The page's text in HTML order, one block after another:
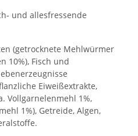
und allesfressende
(getrocknete Mehlwürmer
10%), Fisch und
Eiweißextrakte,
Vollgarnelenmehl 1%,
1%), Getreide, Algen,